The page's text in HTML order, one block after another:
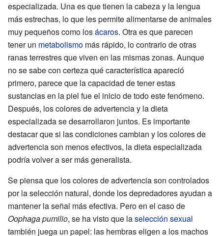
especializada. Una es que tienen la cabeza y la lengua
más estrechas, lo que les permite alimentarse de animales
muy pequeños como losácaros. Otra es que parecen
tener un metabolismo más rápido, lo contrario de otras
ranas terrestres que viven en las mismas zonas. Aunque
no se sabe con certeza qué característica apareció
primero, parece que la capacidad de tener estas
sustancias en la piel fue el inicio de todo este fenómeno.
Después, los colores de advertencia y la dieta
especializada se desarrollaron juntos. Es importante
destacar que si las condiciones cambian y los colores de
advertencia son menos efectivos, la dieta especializada
podría volver a ser más generalista.
Se piensa que los colores de advertencia son controlados
por la selección natural, donde los depredadores ayudan a
mantener la señal más efectiva. Pero en el caso de
Oophaga pumilio, se ha visto que laselección sexual
también juega un papel: las hembras eligen a los machos